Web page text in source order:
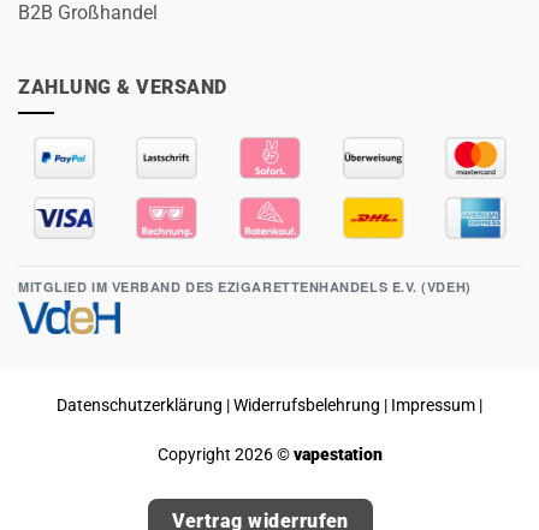
B2B Großhandel
ZAHLUNG & VERSAND
MITGLIED IM VERBAND DES EZIGARETTENHANDELS E.V. (VDEH)
Datenschutzerklärung |Widerrufsbelehrung | Impressum |
Copyright 2026 ©vapestation
Vertrag widerrufen